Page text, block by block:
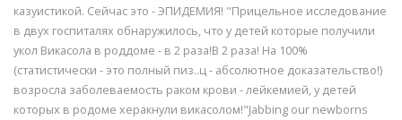
казуистикой. Сейчас это - ЭПИДЕМИЯ! "Прицельное исследование
в двух госпиталях обнаружилось, что у детей которые получили
укол Викасола в роддоме - в 2 раза!В 2 раза! На 100%
(статистически - это полный пиз..ц - абсолютное доказательство!)
возросла заболеваемость раком крови - лейкемией, у детей
которых в родоме херакнули викасолом!"Jabbing our newborns